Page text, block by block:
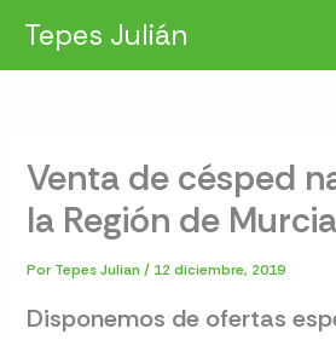
contenido
Tepes Julián
Venta de césped
la Región de Murcia
Por Tepes Julian/ 12 diciembre, 2019
Disponemos de ofertas